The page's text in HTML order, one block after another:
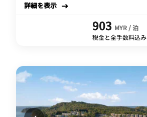
詳細を表示
903 MYR / 泊
税金と全手数料込み